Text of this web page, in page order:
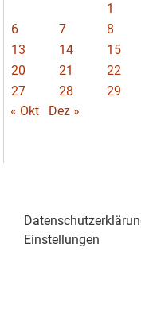
1
6
7 8
13
14 15
20
21 22
27
28 29
« Okt
Dez »
Einstellungen